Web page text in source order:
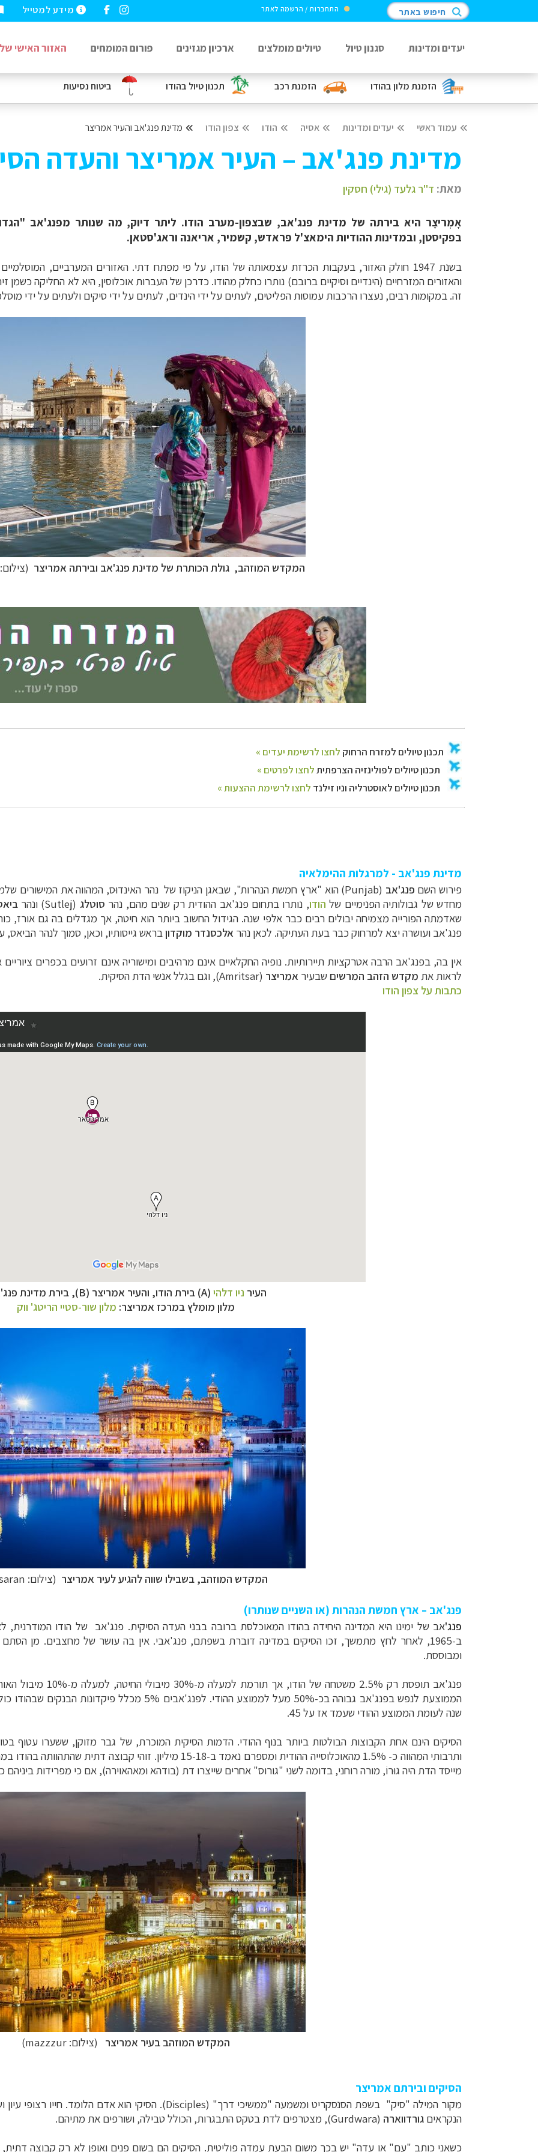
הזמנת מלוןבהודו הזמנת רכב תכנון טיול בהודו ביטוח נסיעות
מידע למטייל התחברות / הרשמה לאתר חיפוש באתר
יעדים ומדינות סגנון טיול טיולים מומלצים ארכיון מגזינים פורום המומחים האזור האישי
עמוד ראשי יעדים ומדינות אסיה הודו צפון הודו מדינת פנג'אב והעיר אמריצר
מדינת פנג'אב – העיר אמריצר והעדה
מאת: ד"ר גלעד (גילי) חסקין
אָמְריצָר היא בירתה של מדינת פנג'אב, שבצפון-מערב הודו. ליתר דיוק, מה שנותר מפנג'אב
בפקיסטן, ובמדינות ההודיות הימאצ'ל פראדש, קשמיר, אריאנה וראג'סטאן.
בשנת1947 חולק האזור, בעקבות הכרזת עצמאותה של הודו, על פי מפתח דתי. האזוריםהמערביים,
והאזורים המזרחיים (הינדיים וסיקייםברובם) נותרו כחלק מהודו. כדרכן של העברות אוכלוסין, היא לא החליקה כשמן
זה. במקומות רבים, נעצרו הרכבות עמוסות הפליטים, לעתים על ידי הינדים, לעתים על ידי סיקים ולעתים על ידי
המקדש המוזהב, גולת הכותרת של מדינת פנג'אב ובירתה אמריצר
תכנוןטיולים למזרח הרחוק
לחצו לרשימת יעדים »
תכנוןטיולים לפולינזיה הצרפתית
לחצו לפרטים »
תכנוןטיולים לאוסטרליה וניו זילנדלחצו לרשימת ההצעות »
מדינת פנג'אב - למרגלות ההימלאיה
פירוש השם פנג'אב (Punjab)
הוא "ארץ חמשת הנהרות", שבאגן הניקוז של נהר האינדוּס, המהווה את
מחדש של גבולותיההפנימיים של הודו, נותרו בתחום פנג'אב ההודית רק שנים מהם, נהר סוטלג (
Sutlej) ונהר
שאדמתה הפורייה מצמיחה יבולים רבים כבר אלפי שנה. הגידול החשוב ביותר הוא חיטה, אך מגדלים בה גם אורז,
פנג'אב ועושרה יצא למרחוק כבר בעת העתיקה. לכאן נהר אלכסנדר מוקדוןבראש גייסותיו, וכאן, סמוך לנהר
אין בה, בפנג'אב הרבה אטרקציות תיירותיות. נופיה החקלאייםאינם מרהיבים ומישוריה אינם זרועים בכפרים
לראות את מקדש הזהב המרשים שבעיר אמריצר (Amritsar), וגם בגלל אנשי הדת הסיקית.
כתבות על צפון הודו
העיר ניו דלהי (A) בירת הודו, ו
העיר אמריצר (B), בירת מדינת פנג'אב,
מלון מומלץ במרכז אמריצר: מלון שור-סטיי הריטג' ווק
המקדש המוזהב,בשבילו שווה להגיע לעיר אמריצר (צילום:
פנג'אב – ארץ חמשת הנהרות (או השניים שנותרו)
פנג'אבשל ימינו היא המדינה היחידה בהודו המאוכלסת ברובה בבני העדה הסיקית. פנג'אב של הודו המודרנית,
ב-1965, לאחר לחץ
מתמשך, זכו הסיקים במדינה דוברת בשפתם, פנג'אבי. אין בה עושר של מחצבים. מן
ומבוססת.
פנג'אב תופסת רק 2.5% משטחה של
הודו, אך תורמת למעלה מ-30% מיבולי החיטה, למעלה מ-10% מיבול האורז וכמעט 30%
הממוצעת לנפש בפנג'אב גבוהה בכ-50% מעל לממוצע
ההודי. לפנג'אבים 5% מכלל פיקדונות הבנקים שבהודו כולה. בראשית שנות ה-80 תוחלת
שנה לעומת הממוצע ההודי שעמד אז על 45.
הסיקיםהינם אחת הקבוצות הבולטות ביותר בנוף ההודי. הדמות הסיקית המוכרת, של גבר מזוקן, ששערו עטוף
ותרבותי המהווה כ- 1.5% מ האוכלוסייה ההודית ומספרם נאמד ב-15-18 מיליון. זוהי קבוצה דתית שהתהוותה
בהודו
מייסד הדת היה גוּרוֹ, מורה רוחני, בדומה לשני "גורוס" אחרים שייצרו דת (בודהא ומאהאוירה), אם כי מפרידותביניהם
המקדש המוזהב בעיר אמריצר (צילום:mazzzur)
הסיקים ובירתם אמריצר
מקור המילה "סיק" בשפת הסנסקריט ומשמעה "ממשיכי דרך" (Disciples). הסיקי הוא אדם הלומד.חייו רצופי
הנקראים גורדווארה (
Gurdwara), מצטרפים לדת בטקס התבגרות, הכולל טבילה, ושורפים את מתיהם.
כשאניכותב "עם" או עדה" יש בכך משום הבעת עמדה פוליטית. הסיקים הם בשום פנים ואופן לא רק קבוצה